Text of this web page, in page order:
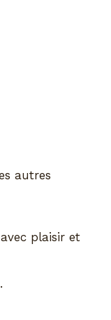
autres
plaisir et